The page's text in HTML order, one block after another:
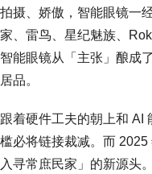
拍摄、娇傲，智能眼镜一
家、雷鸟、星纪魅族、
智能眼镜从「主张」酿成
居品。
跟着硬件工夫的朝上和 AI
槛必将链接裁减。而
入寻常庶民家」的新源头。